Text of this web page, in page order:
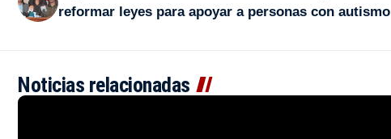
reformar leyes para apoyar a personas con autismo
Noticias relacionadas